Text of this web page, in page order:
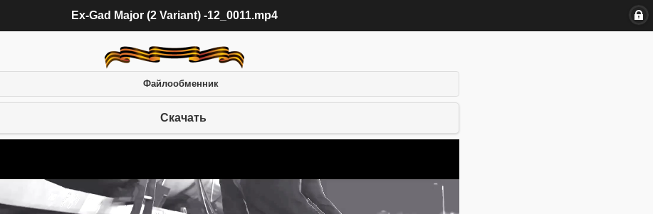
Ex-Gad Major (2 Variant) -12_0011.mp4
Файлообменник
Скачать